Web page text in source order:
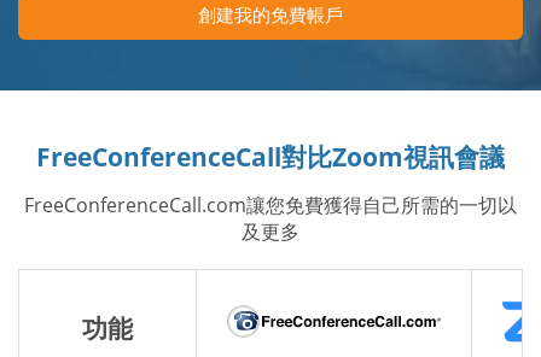
創建我的免費帳戶
FreeConferenceCall對比Zoom視訊會議
FreeConferenceCall.com讓您免費獲得自己所需的一切以
及更多
功能